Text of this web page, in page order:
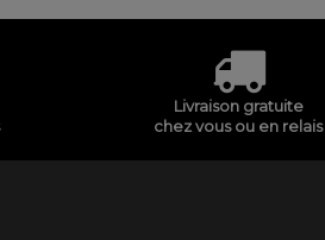
Livraison gratuite
chez vous ou en relais